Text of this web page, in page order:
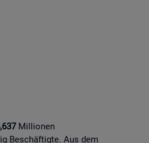
Millionen
Beschäftigte. Aus dem